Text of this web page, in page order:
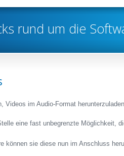
rund um die
Videos im Audio-Format
eine fast unbegrenzte Möglichkeit,
können sie diese nun im Anschluss